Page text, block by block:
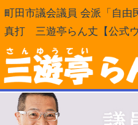
町田市議会議員 会派「自由
真打 三遊亭らん丈【公式ウ